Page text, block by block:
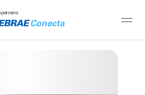
parceira: